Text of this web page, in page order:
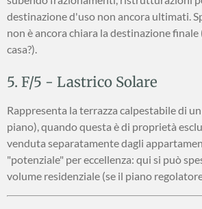
destinazione d'uso non ancora ultimati.
non è ancora chiara la destinazione
casa?).
5. F/5 - Lastrico Solare
Rappresenta la terrazza calpestabile di
piano), quando questa è di proprietà
venduta separatamente dagli
"potenziale" per eccellenza: qui si può
volume residenziale (se il piano